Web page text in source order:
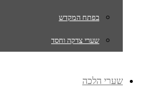
בפתח המקדש
שערי צדקה וחסד
שערי הלכה